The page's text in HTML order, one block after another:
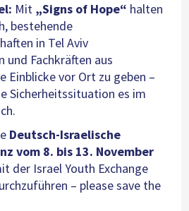
Mit „Signs of Hope“ halten
bestehende
in Tel Aviv
und Fachkräften aus
Einblicke vor Ort zu geben –
Sicherheitssituation es im
Deutsch-Israelische
vom 8. bis 13. November
der Israel Youth Exchange
– please save the